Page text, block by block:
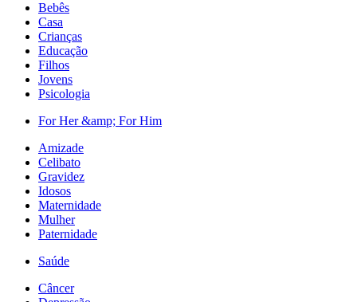
Bebês
Casa
Crianças
Educação
Filhos
Jovens
Psicologia
For Her &amp; For Him
Amizade
Celibato
Gravidez
Idosos
Maternidade
Mulher
Paternidade
Saúde
Câncer